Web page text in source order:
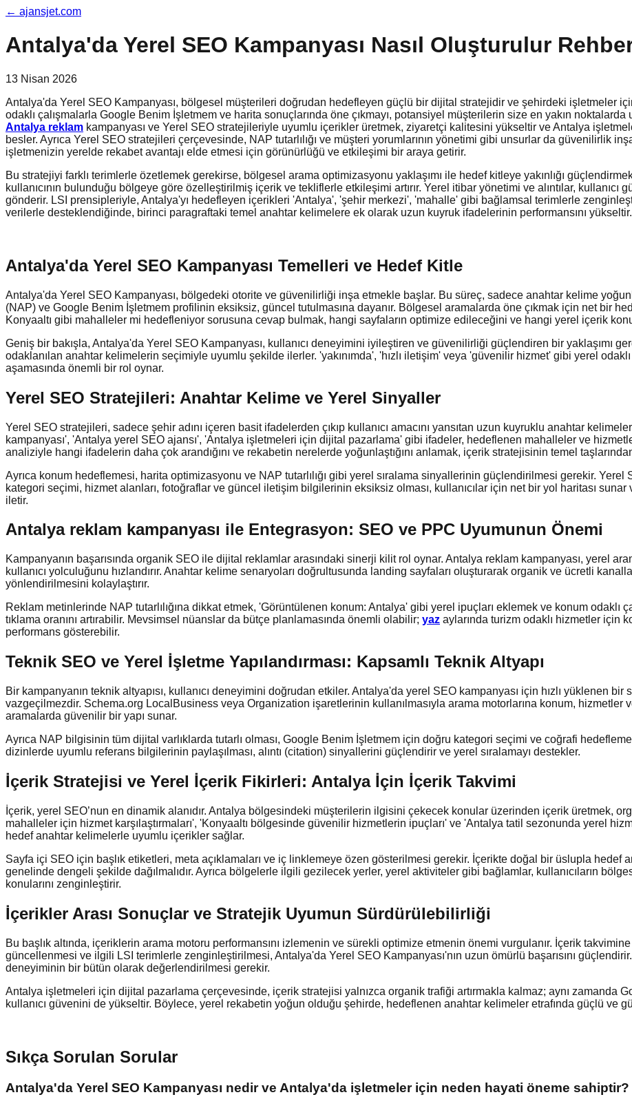
← ajansjet.com
Antalya'da Yerel SEO Kampanyası Nasıl Oluşturulur
13 Nisan 2026
Antalya'da Yerel SEO Kampanyası, bölgesel müşterileri doğrudan hedefleyen güçlü bir dijital stratejidir ve şehirdeki işletmeler
odaklı çalışmalarla Google Benim İşletmem ve harita sonuçlarında öne çıkmayı, potansiyel müşterilerin size en yakın
Antalya reklam kampanyası ve Yerel SEO stratejileriyle uyumlu içerikler üretmek, ziyaretçi kalitesini yükseltir ve Antalya
besler. Ayrıca Yerel SEO stratejileri çerçevesinde, NAP tutarlılığı ve müşteri yorumlarının yönetimi gibi unsurlar da güvenilirlik
işletmenizin yerelde rekabet avantajı elde etmesi için görünürlüğü ve etkileşimi bir araya getirir.
Bu stratejiyi farklı terimlerle özetlemek gerekirse, bölgesel arama optimizasyonu yaklaşımı ile hedef kitleye yakınlığı
kullanıcının bulunduğu bölgeye göre özelleştirilmiş içerik ve tekliflerle etkileşimi artırır. Yerel itibar yönetimi ve alıntılar,
gönderir. LSI prensipleriyle, Antalya'yı hedefleyen içerikleri 'Antalya', 'şehir merkezi', 'mahalle' gibi bağlamsal terimlerle
verilerle desteklendiğinde, birinci paragraftaki temel anahtar kelimelere ek olarak uzun kuyruk ifadelerinin performansını yükseltir.
Antalya'da Yerel SEO Kampanyası Temelleri ve Hedef Kitle
Antalya'da Yerel SEO Kampanyası, bölgedeki otorite ve güvenilirliği inşa etmekle başlar. Bu süreç, sadece anahtar kelime
(NAP) ve Google Benim İşletmem profilinin eksiksiz, güncel tutulmasına dayanır. Bölgesel aramalarda öne çıkmak için net bir
Konyaaltı gibi mahalleler mi hedefleniyor sorusuna cevap bulmak, hangi sayfaların optimize edileceğini ve hangi yerel içerik
Geniş bir bakışla, Antalya'da Yerel SEO Kampanyası, kullanıcı deneyimini iyileştiren ve güvenilirliği güçlendiren bir yaklaşımı
odaklanılan anahtar kelimelerin seçimiyle uyumlu şekilde ilerler. 'yakınımda', 'hızlı iletişim' veya 'güvenilir hizmet' gibi yerel
aşamasında önemli bir rol oynar.
Yerel SEO Stratejileri: Anahtar Kelime ve Yerel Sinyaller
Yerel SEO stratejileri, sadece şehir adını içeren basit ifadelerden çıkıp kullanıcı amacını yansıtan uzun kuyruklu anahtar
kampanyası', 'Antalya yerel SEO ajansı', 'Antalya işletmeleri için dijital pazarlama' gibi ifadeler, hedeflenen mahalleler ve
analiziyle hangi ifadelerin daha çok arandığını ve rekabetin nerelerde yoğunlaştığını anlamak, içerik stratejisinin temel
Ayrıca konum hedeflemesi, harita optimizasyonu ve NAP tutarlılığı gibi yerel sıralama sinyallerinin güçlendirilmesi gerekir.
kategori seçimi, hizmet alanları, fotoğraflar ve güncel iletişim bilgilerinin eksiksiz olması, kullanıcılar için net bir yol haritası
iletir.
Antalya reklam kampanyası ile Entegrasyon: SEO ve PPC Uyumunun Önemi
Kampanyanın başarısında organik SEO ile dijital reklamlar arasındaki sinerji kilit rol oynar. Antalya reklam kampanyası, yerel
kullanıcı yolculuğunu hızlandırır. Anahtar kelime senaryoları doğrultusunda landing sayfaları oluşturarak organik ve ücretli
yönlendirilmesini kolaylaştırır.
Reklam metinlerinde NAP tutarlılığına dikkat etmek, 'Görüntülenen konum: Antalya' gibi yerel ipuçları eklemek ve konum odaklı
tıklama oranını artırabilir. Mevsimsel nüanslar da bütçe planlamasında önemli olabilir; yaz aylarında turizm odaklı hizmetler için
performans gösterebilir.
Teknik SEO ve Yerel İşletme Yapılandırması: Kapsamlı Teknik Altyapı
Bir kampanyanın teknik altyapısı, kullanıcı deneyimini doğrudan etkiler. Antalya'da yerel SEO kampanyası için hızlı yüklenen
vazgeçilmezdir. Schema.org LocalBusiness veya Organization işaretlerinin kullanılmasıyla arama motorlarına konum, hizmetler
aramalarda güvenilir bir yapı sunar.
Ayrıca NAP bilgisinin tüm dijital varlıklarda tutarlı olması, Google Benim İşletmem için doğru kategori seçimi ve coğrafi
dizinlerde uyumlu referans bilgilerinin paylaşılması, alıntı (citation) sinyallerini güçlendirir ve yerel sıralamayı destekler.
İçerik Stratejisi ve Yerel İçerik Fikirleri: Antalya İçin İçerik Takvimi
İçerik, yerel SEO’nun en dinamik alanıdır. Antalya bölgesindeki müşterilerin ilgisini çekecek konular üzerinden içerik üretmek,
mahalleler için hizmet karşılaştırmaları', 'Konyaaltı bölgesinde güvenilir hizmetlerin ipuçları' ve 'Antalya tatil sezonunda yerel
hedef anahtar kelimelerle uyumlu içerikler sağlar.
Sayfa içi SEO için başlık etiketleri, meta açıklamaları ve iç linklemeye özen gösterilmesi gerekir. İçerikte doğal bir üslupla
genelinde dengeli şekilde dağılmalıdır. Ayrıca bölgelerle ilgili gezilecek yerler, yerel aktiviteler gibi bağlamlar, kullanıcıların
konularını zenginleştirir.
İçerikler Arası Sonuçlar ve Stratejik Uyumun Sürdürülebilirliği
Bu başlık altında, içeriklerin arama motoru performansını izlemenin ve sürekli optimize etmenin önemi vurgulanır. İçerik
güncellenmesi ve ilgili LSI terimlerle zenginleştirilmesi, Antalya'da Yerel SEO Kampanyası'nın uzun ömürlü başarısını
deneyiminin bir bütün olarak değerlendirilmesi gerekir.
Antalya işletmeleri için dijital pazarlama çerçevesinde, içerik stratejisi yalnızca organik trafiği artırmakla kalmaz; aynı zamanda
kullanıcı güvenini de yükseltir. Böylece, yerel rekabetin yoğun olduğu şehirde, hedeflenen anahtar kelimeler etrafında güçlü ve
Sıkça Sorulan Sorular
Antalya'da Yerel SEO Kampanyası nedir ve Antalya'da işletmeler için neden hayati öneme sahiptir?